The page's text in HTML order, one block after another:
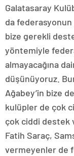
Galatasaray
da
bize gerekli
yöntemiyle
almayacağına
düşünüyoruz.
Ağabey’in bize
kulüpler de çok
çok ciddi destek
Fatih Saraç,
vermeyenler de